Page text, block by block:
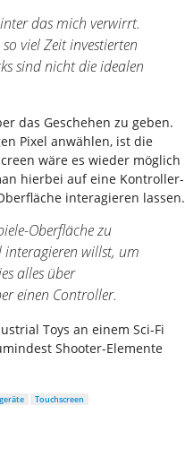
das mich verwirrt.
viel Zeit investierten
sind nicht die idealen
das Geschehen zu geben.
Pixel anwählen, ist die
wäre es wieder möglich
hierbei auf eine Kontroller-
interagieren lassen.
Oberfläche zu
willst, um
alles über
einen Controller.
Toys an einem Sci-Fi
Shooter-Elemente
Touchscreen